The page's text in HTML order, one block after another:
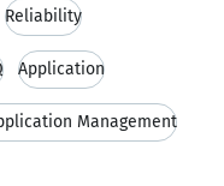
Reliability
Application
Management